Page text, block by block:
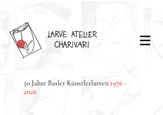
50 Jahre Basler Künstlerlarven 1976 -
2026